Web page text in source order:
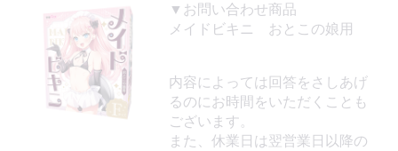
▼お問い合わせ商品
メイドビキニ おとこの娘用
内容によっては回答をさしあげ
るのにお時間をいただくことも
ございます。
また、休業日は翌営業日以降の